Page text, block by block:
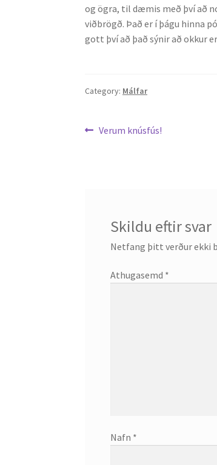
og ögra, til dæmis með því að
viðbrögð. Það er í þágu hinna
gott því að það sýnir að okkur
Category: Málfar
Leiðarkerfi
Previous
Verum knúsfús!
Skildu eftir svar
Netfang þitt verður ekki
Athugasemd *
Nafn *